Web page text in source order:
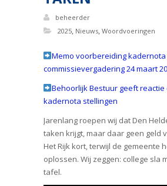
beheerder
2025, Nieuws, Woordvoeringen
Memo voorbereiding kadernota
commissievergadering 24 maart
Behoorlijk Bestuur geeft reactie
kadernota stellingen
Jarenlang roepen wij dat Den
taken krijgt, maar daar geen geld
Het Rijk kort, terwijl de gemeente
oplossen. Wij zeggen: college sla
tafel.